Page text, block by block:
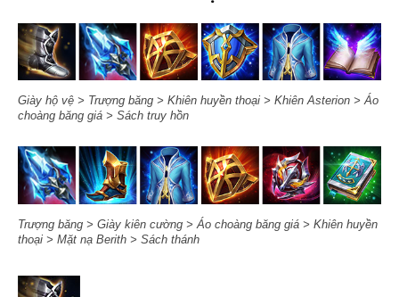
Giày hộ vệ > Trượng băng > Khiên huyền thoại > Khiên Asterion > Áo
choàng băng giá > Sách truy hồn
Trượng băng > Giày kiên cường > Áo choàng băng giá > Khiên huyền
thoại > Mặt nạ Berith > Sách thánh